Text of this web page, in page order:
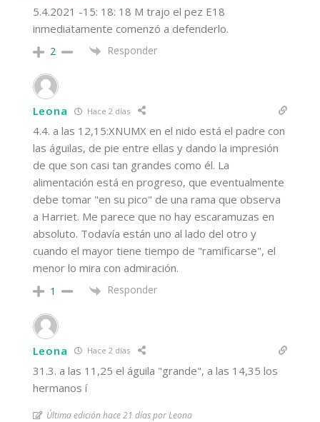
5.4.2021 -15: 18: 18 M trajo el pez E18
inmediatamente comenzó a defenderlo.
2 Responder
Leona Hace 2 días
4.4. a las 12,15:XNUMX en el nido está el padre con
las águilas, de pie entre ellas y dando la impresión
de que son casi tan grandes como él. La
alimentación está en progreso, que eventualmente
debe tomar "en su pico" de una rama que observa
a Harriet. Me parece que no hay escaramuzas en
absoluto. Todavía están uno al lado del otro y
cuando el mayor tiene tiempo de "ramificarse", el
menor lo mira con admiración.
1 Responder
Leona Hace 2 días
31.3. a las 11,25 el águila "grande", a las 14,35 los
hermanos í
Última edición hace 21 días por Leona